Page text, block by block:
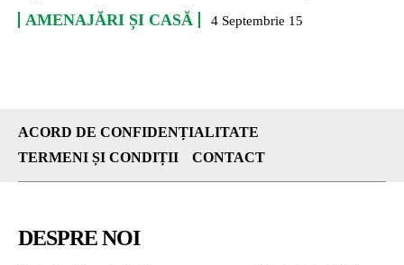
AMENAJĂRI ȘI CASĂ 4 Septembrie 15
ACORD DE CONFIDENȚIALITATE
TERMENI ȘI CONDIȚII
CONTACT
DESPRE NOI